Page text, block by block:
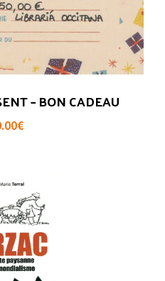
– BON CADEAU
€